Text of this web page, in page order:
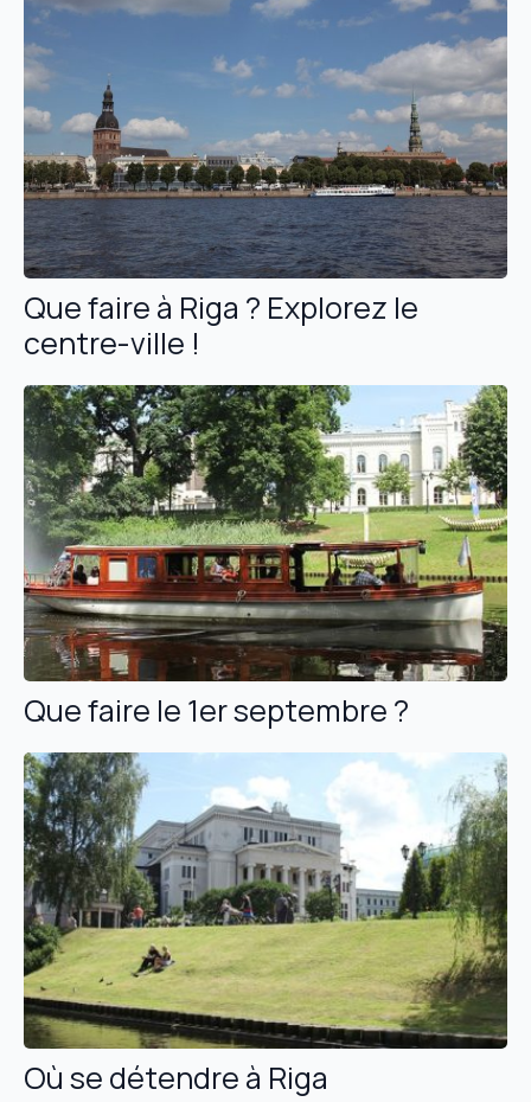
Que faire à Riga ? Explorez le
centre-ville !
Que faire le 1er septembre ?
Où se détendre à Riga